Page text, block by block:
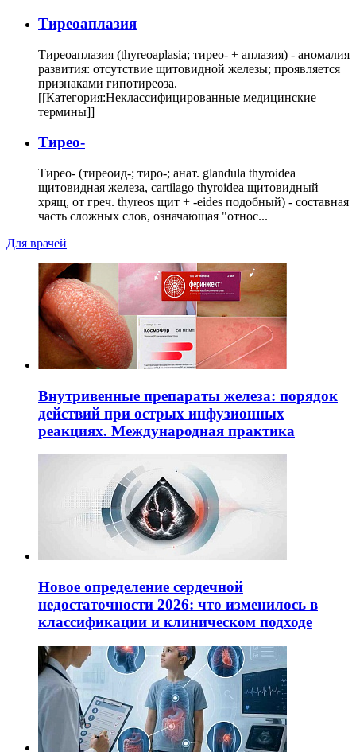
Тиреоаплазия
Тиреоаплазия (thyreoaplasia; тирео- + аплазия) - аномалия
развития: отсутствие щитовидной железы; проявляется
признаками гипотиреоза.
[[Категория:Неклассифицированные медицинские
термины]]
Тирео-
Тирео- (тиреоид-; тиро-; анат. glandula thyroidea
щитовидная железа, cartilago thyroidea щитовидный
хрящ, от греч. thyreos щит + -eides подобный) - составная
часть сложных слов, означающая "относ...
Для врачей
Внутривенные препараты железа: порядок
действий при острых инфузионных
реакциях. Международная практика
Новое определение сердечной
недостаточности 2026: что изменилось в
классификации и клиническом подходе